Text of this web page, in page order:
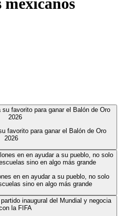
favorito para ganar el Balón de Oro
2026
en en ayudar a su pueblo, no solo
sino en algo más grande